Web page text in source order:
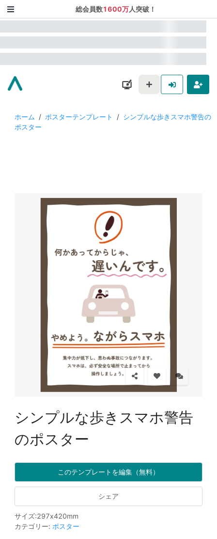
総会員数1600万人突破！
ホーム / ポスターテンプレート / シンプルな歩きスマホ警告の
ポスター
シンプルな歩きスマホ警告
のポスター
このテンプレートを編集（無料）
シェア
サイズ:297x420mm
カテゴリー: ポスター